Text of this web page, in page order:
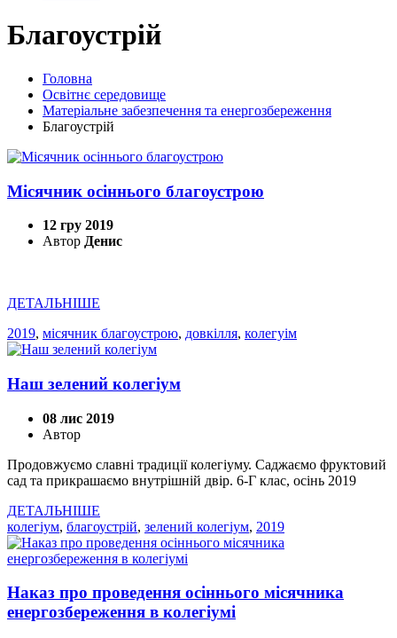
Благоустрій
Головна
Освітнє середовище
Матеріальне забезпечення та енергозбереження
Благоустрій
Місячник осіннього благоустрою
12 гру 2019
Автор Денис
ДЕТАЛЬНІШЕ
2019, місячник благоустрою, довкілля, колегуім
Наш зелений колегіум
08 лис 2019
Автор
Продовжуємо славні традиції колегіуму. Саджаємо фруктовий
сад та прикрашаємо внутрішній двір. 6-Г клас, осінь 2019
ДЕТАЛЬНІШЕ
колегіум, благоустрій, зелений колегіум, 2019
Наказ про проведення осіннього місячника
енергозбереження в колегіумі